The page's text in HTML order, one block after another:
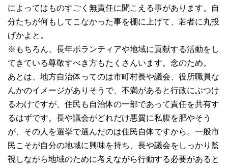
によってはものすごく無責任に聞こえる事があります。自
分たちが何もしてこなかった事を棚に上げて、若者に丸投
げかよと。
※もちろん、長年ボランティアや地域に貢献する活動をし
てきている尊敬すべき方もたくさんいます。念のため。
あとは、地方自治体ってのは市町村長や議会、役所職員な
んかのイメージがありそうで、不満があると行政にぶつけ
るわけですが、住民も自治体の一部であって責任を共有す
るはずです。長や議会がどれだけ悪質に私腹を肥やそう
が、その人を選挙で選んだのは住民自体ですから。一般市
民こそが自分の地域に興味を持ち、長や議会をしっかり監
視しながら地域のために考えながら行動する必要があると